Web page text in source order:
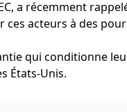
a récemment
acteurs à des
qui conditionne
États-Unis.